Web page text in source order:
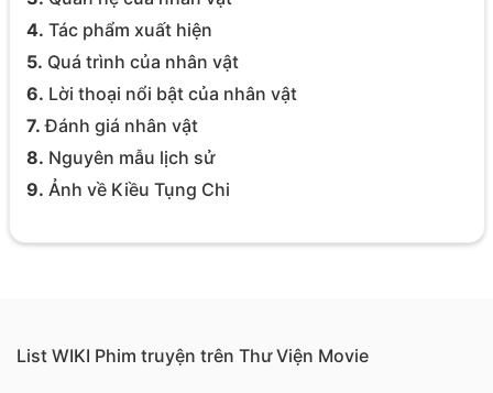
4. Tác phẩm xuất hiện
5. Quá trình của nhân vật
6. Lời thoại nổi bật của nhân vật
7. Đánh giá nhân vật
8. Nguyên mẫu lịch sử
9. Ảnh về Kiều Tụng Chi
List WIKI Phim truyện trên Thư Viện Movie